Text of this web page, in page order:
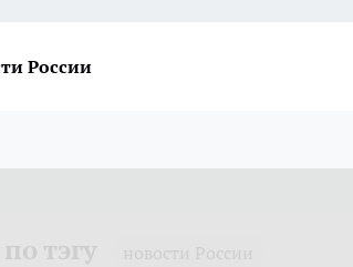
России